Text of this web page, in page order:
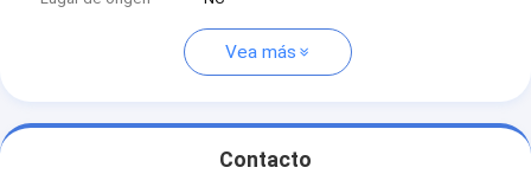
Vea más
Contacto